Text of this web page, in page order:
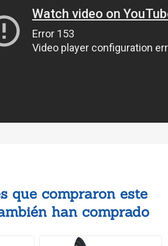
que compraron este
han comprado